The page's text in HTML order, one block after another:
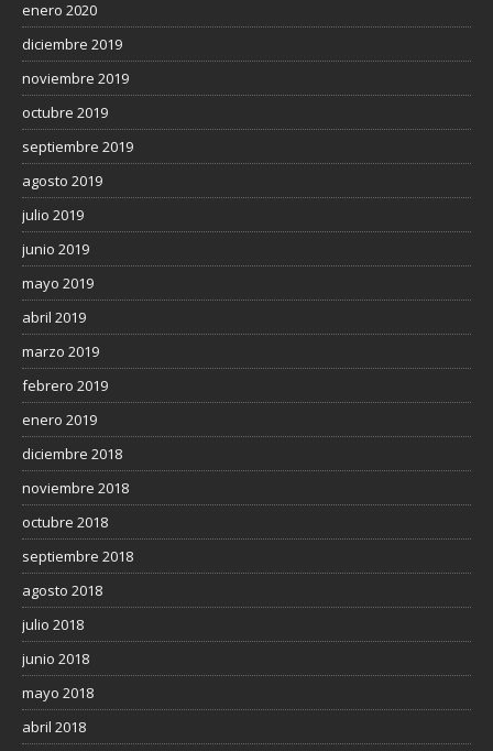
enero 2020
diciembre 2019
noviembre 2019
octubre 2019
septiembre 2019
agosto 2019
julio 2019
junio 2019
mayo 2019
abril 2019
marzo 2019
febrero 2019
enero 2019
diciembre 2018
noviembre 2018
octubre 2018
septiembre 2018
agosto 2018
julio 2018
junio 2018
mayo 2018
abril 2018